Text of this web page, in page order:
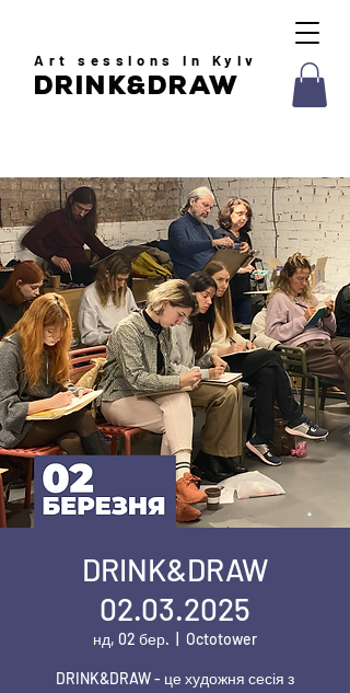
drink&draw
Artsessions in Kyiv
DRINK&DRAW
02.03.2025
нд, 02 бер. Octotower
DRINK&DRAW - це художня сесія з